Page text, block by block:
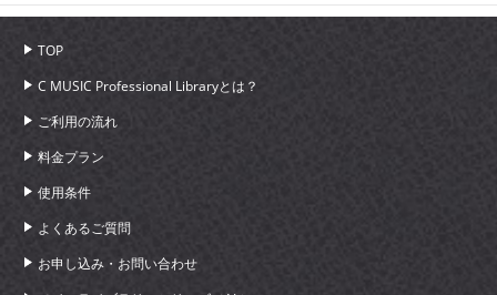
TOP
C MUSIC Professional Libraryとは？
ご利用の流れ
料金プラン
使用条件
よくあるご質問
お申し込み・お問い合わせ